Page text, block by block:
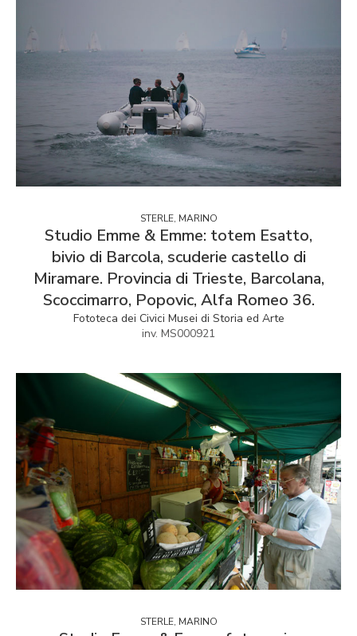
STERLE, MARINO
Studio Emme & Emme: totem Esatto,
bivio di Barcola, scuderie castello di
Miramare. Provincia di Trieste, Barcolana,
Scoccimarro, Popovic, Alfa Romeo 36.
Fototeca dei Civici Musei di Storia ed Arte
inv. MS000921
STERLE, MARINO